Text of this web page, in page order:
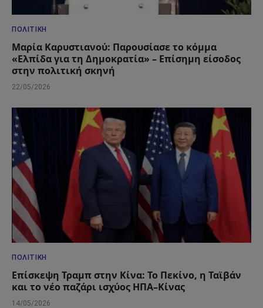
ΠΟΛΙΤΙΚΉ
Μαρία Καρυστιανού: Παρουσίασε το κόμμα
«Ελπίδα για τη Δημοκρατία» – Επίσημη είσοδος
στην πολιτική σκηνή
22/05/2026
ΠΟΛΙΤΙΚΉ
Επίσκεψη Τραμπ στην Κίνα: Το Πεκίνο, η Ταϊβάν
και το νέο παζάρι ισχύος ΗΠΑ–Κίνας
14/05/2026